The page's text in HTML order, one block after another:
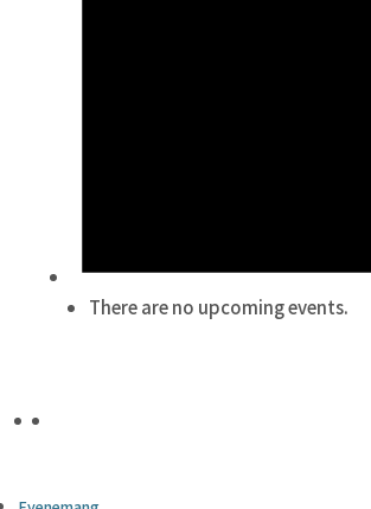
There are no upcoming events.